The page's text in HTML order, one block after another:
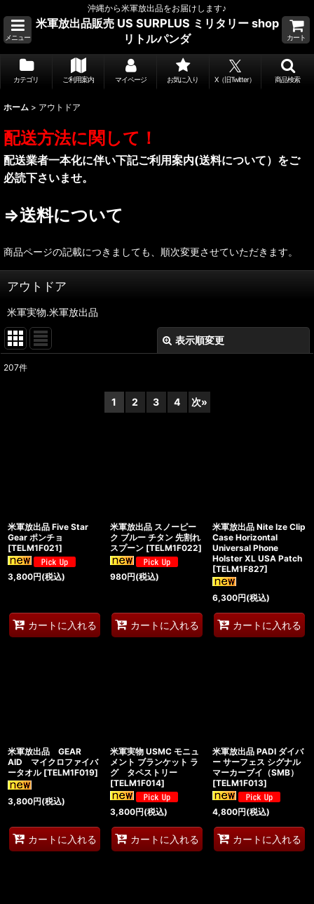
沖縄から米軍放出品をお届けします♪
メニュー
米軍放出品販売 US SURPLUS ミリタリー shop
リトルパンダ
カート
カテゴリ ご利用案内 マイページ お気に入り X（旧Twitter） 商品検索
ホーム > アウトドア
配送方法に関して！
配送業者一本化に伴い下記ご利用案内(送料について）をご
必読下さいませ。
⇒送料について
商品ページの記載につきましても、順次変更させていただきます。
アウトドア
米軍実物.米軍放出品
表示順変更
207件
1 2 3 4 次»
米軍放出品 Five Star
Gear ポンチョ
[TELM1F021]
3,800円(税込)
カートに入れる
米軍放出品 スノーピー
ク ブルー チタン 先割れ
スプーン [TELM1F022]
980円(税込)
カートに入れる
米軍放出品 Nite Ize Clip
Case Horizontal
Universal Phone
Holster XL USA Patch
[TELM1F827]
6,300円(税込)
カートに入れる
米軍放出品 GEAR
AID マイクロファイバ
ータオル [TELM1F019]
3,800円(税込)
カートに入れる
米軍実物 USMC モニュ
メント ブランケット ラ
グ タペストリー
[TELM1F014]
3,800円(税込)
カートに入れる
米軍放出品 PADI ダイバ
ー サーフェス シグナル
マーカーブイ（SMB）
[TELM1F013]
4,800円(税込)
カートに入れる